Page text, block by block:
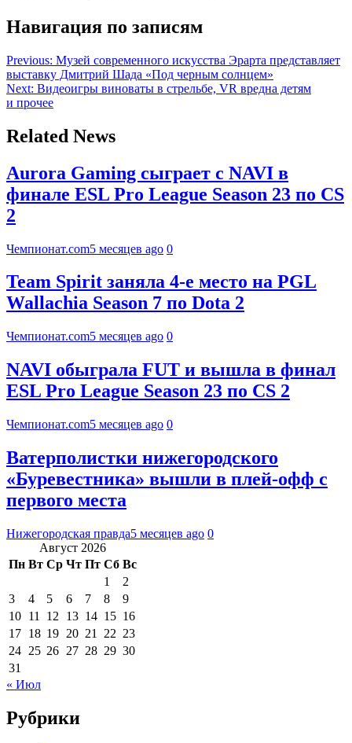
Навигация по записям
Previous: Музей современного искусства Эрарта представляет
выставку Дмитрий Шада «Под черным солнцем»
Next: Видеоигры виноваты в стрельбе, VR вредна детям
и прочее
Related News
Aurora Gaming сыграет с NAVI в
финале ESL Pro League Season 23 по CS
2
Чемпионат.com5 месяцев ago 0
Team Spirit заняла 4-е место на PGL
Wallachia Season 7 по Dota 2
Чемпионат.com5 месяцев ago 0
NAVI обыграла FUT и вышла в финал
ESL Pro League Season 23 по CS 2
Чемпионат.com5 месяцев ago 0
Ватерполистки нижегородского
«Буревестника» вышли в плей-офф с
первого места
Нижегородская правда5 месяцев ago 0
Август 2026
Пн Вт Ср Чт Пт Сб Вс
1
2
3
4 5 6 7 8
9
10 11 12 13 14 15 16
17 18 19 20 21 22 23
24 25 26 27 28 29 30
31
« Июл
Рубрики